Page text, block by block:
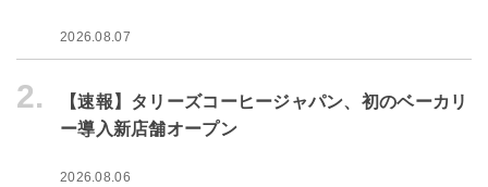
2026.08.07
2.
【速報】タリーズコーヒージャパン、初のベーカリ
ー導入新店舗オープン
2026.08.06